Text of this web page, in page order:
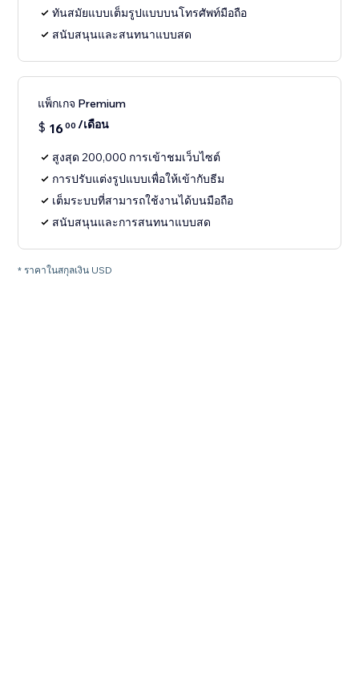
ทันสมัยแบบเต็มรูปแบบบนโทรศัพท์มือถือ
สนับสนุนและสนทนาแบบสด
แพ็กเกจ Premium
$ 1600 /เดือน
สูงสุด 200,000 การเข้าชมเว็บไซต์
การปรับแต่งรูปแบบเพื่อให้เข้ากับธีม
เต็มระบบที่สามารถใช้งานได้บนมือถือ
สนับสนุนและการสนทนาแบบสด
* ราคาในสกุลเงิน USD